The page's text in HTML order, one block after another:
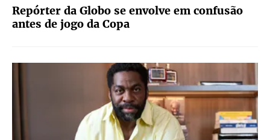
Repórter da Globo se envolve em confusão
antes de jogo da Copa